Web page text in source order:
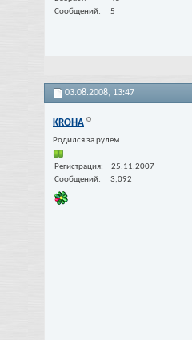
Сообщений
5
03.08.2008, 13:47
KROHA
Родился за рулем
Регистрация
25.11.2007
Сообщений
3,092